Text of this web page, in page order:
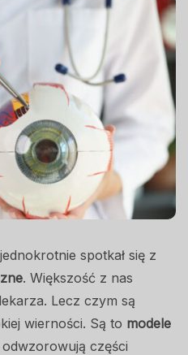
spotkał się z
. Większość z nas
Lecz czym są
wierności. Są to modele
części